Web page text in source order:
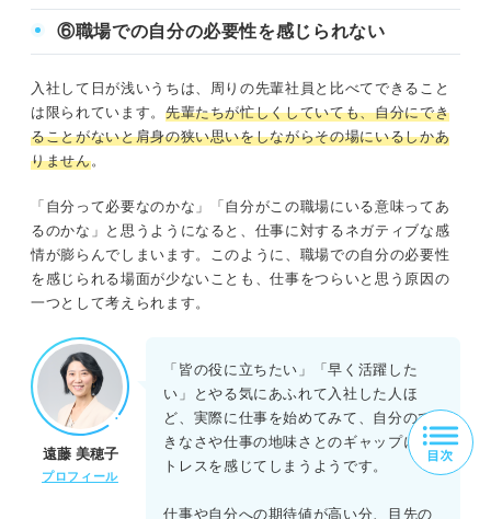
⑥職場での自分の必要性を感じられない
入社して日が浅いうちは、周りの先輩社員と比べてできること
は限られています。 先輩たちが忙しくしていても、自分にでき
ることがないと肩身の狭い思いをしながらその場にいるしかあ
りません。
「自分って必要なのかな」「自分がこの職場にいる意味ってあ
るのかな」と思うようになると、仕事に対するネガティブな感
情が膨らんでしまいます。このように、職場での自分の必要性
を感じられる場面が少ないことも、仕事をつらいと思う原因の
一つとして考えられます。
遠藤 美穂子
プロフィール
「皆の役に立ちたい」「早く活躍した
い」とやる気にあふれて入社した人ほ
ど、実際に仕事を始めてみて、自分ので
きなさや仕事の地味さとのギャップにス
トレスを感じてしまうようです。
仕事や自分への期待値が高い分、目先の